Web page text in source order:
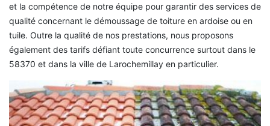
et la compétence de notre équipe pour garantir des services de
qualité concernant le démoussage de toiture en ardoise ou en
tuile. Outre la qualité de nos prestations, nous proposons
également des tarifs défiant toute concurrence surtout dans le
58370 et dans la ville de Larochemillay en particulier.